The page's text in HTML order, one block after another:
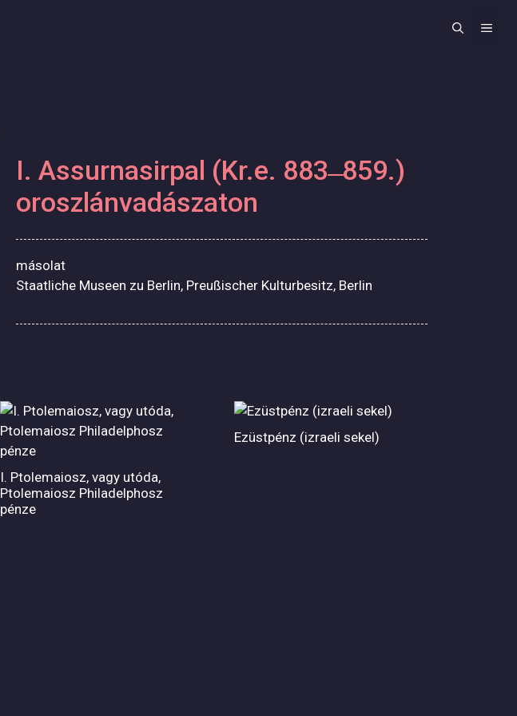
I. Assurnasirpal (Kr.e. 883 ̶ 859.)
oroszlánvadászaton
másolat
Staatliche Museen zu Berlin, Preußischer Kulturbesitz, Berlin
I. Ptolemaiosz, vagy utóda,
Ptolemaiosz Philadelphosz
pénze
Ezüstpénz (izraeli sekel)